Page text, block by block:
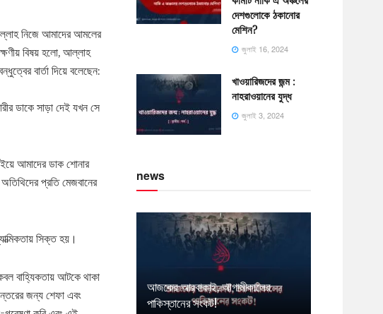
নিজে আমাদের আমলের
বিষয় হলো, আল্লাহ
বার্তা দিয়ে বলেছেন:
ডাকে সাড়া দেই যখন সে
আমাদের ডাক শোনার
প্রতি মেজবানের
সিক্ত হয়।
বাহ্যিকতায় আটকে থাকা
জন্য শেফা এবং
দেশগুলোকে ঠকানোর
মেশিন?
জুলাই 16, 2024
খাওয়ারিজদের জন্ম :
নাহরাওয়ানের যুদ্ধ
জুলাই 3, 2024
news
আজকের আরবাকাই, আগামীকালের
পাকিস্তানের সংকট!